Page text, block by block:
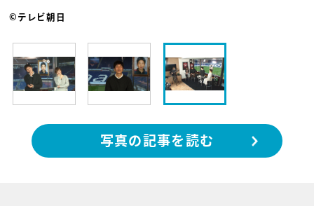
©テレビ朝日
写真の記事を読む